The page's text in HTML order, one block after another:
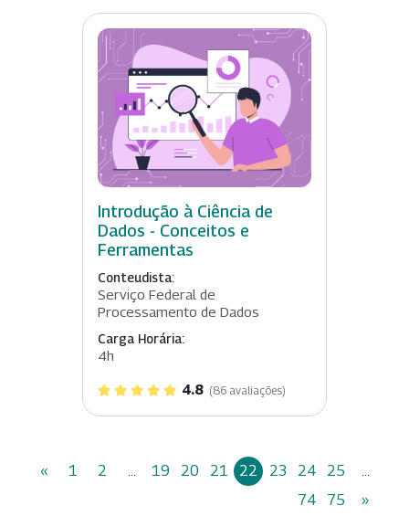
Introdução à Ciência de
Dados - Conceitos e
Ferramentas
Conteudista:
Serviço Federal de
Processamento de Dados
Carga Horária:
4h
4.8 (86 avaliações)
« 1 2 ... 19 20 21 22 23 24 25
...
74
75 »